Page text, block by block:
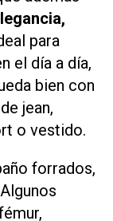
para
el día a día,
bien con
jean,
o vestido.
forrados,